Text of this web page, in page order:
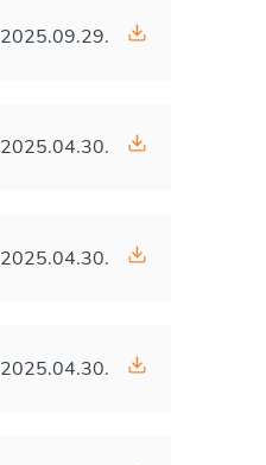
2025.09.29.
2025.04.30.
2025.04.30.
2025.04.30.